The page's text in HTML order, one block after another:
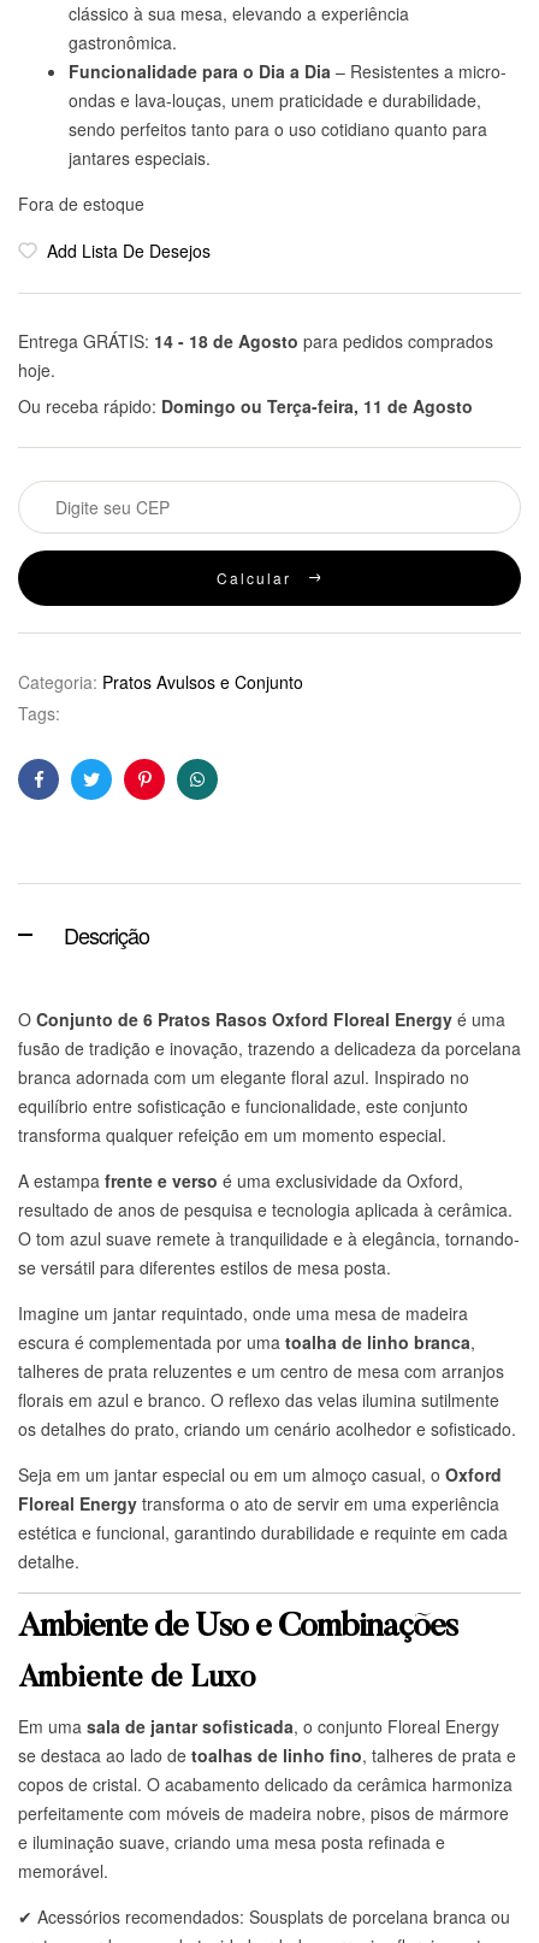
clássico à sua mesa, elevando a experiência
gastronômica.
Funcionalidade para o Dia a Dia – Resistentes a micro-
ondas e lava-louças, unem praticidade e durabilidade,
sendo perfeitos tanto para o uso cotidiano quanto para
jantares especiais.
Fora de estoque
Add Lista De Desejos
Entrega GRÁTIS: 14 - 18 de Agosto para pedidos comprados
hoje.
Ou receba rápido: Domingo ou Terça-feira, 11 de Agosto
Calcular
Categoria: Pratos Avulsos e Conjunto
Tags:
FacebookTwitterPinterestWhatsApp
Descrição
O Conjunto de 6 Pratos Rasos Oxford Floreal Energy é uma
fusão de tradição e inovação, trazendo a delicadeza da porcelana
branca adornada com um elegante floral azul. Inspirado no
equilíbrio entre sofisticação e funcionalidade, este conjunto
transforma qualquer refeição em um momento especial.
A estampa frente e verso é uma exclusividade da Oxford,
resultado de anos de pesquisa e tecnologia aplicada à cerâmica.
O tom azul suave remete à tranquilidade e à elegância, tornando-
se versátil para diferentes estilos de mesa posta.
Imagine um jantar requintado, onde uma mesa de madeira
escura é complementada por uma toalha de linho branca,
talheres de prata reluzentes e um centro de mesa com arranjos
florais em azul e branco. O reflexo das velas ilumina sutilmente
os detalhes do prato, criando um cenário acolhedor e sofisticado.
Seja em um jantar especial ou em um almoço casual, o Oxford
Floreal Energy transforma o ato de servir em uma experiência
estética e funcional, garantindo durabilidade e requinte em cada
detalhe.
Ambiente de Uso e Combinações
Ambiente de Luxo
Em uma sala de jantar sofisticada, o conjunto Floreal Energy
se destaca ao lado de toalhas de linho fino, talheres de prata e
copos de cristal. O acabamento delicado da cerâmica harmoniza
perfeitamente com móveis de madeira nobre, pisos de mármore
e iluminação suave, criando uma mesa posta refinada e
memorável.
✔ Acessórios recomendados: Sousplats de porcelana branca ou